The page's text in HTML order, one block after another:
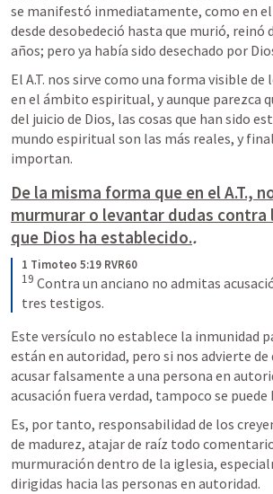
se manifestó inmediatamente, como en el
desde desobedeció hasta que murió, reinó
años; pero ya había sido desechado por
El A.T. nos sirve como una forma visible de
en el ámbito espiritual, y aunque parezca
del juicio de Dios, las cosas que han sido
mundo espiritual son las más reales, y
importan.
De la misma forma que en el A.T.,
murmurar o levantar dudas
que Dios ha establecido..
1 Timoteo 5:19 RVR60
19 Contra un anciano no admitas
tres testigos.
Este versículo no establece la inmunidad
están en autoridad, pero si nos advierte de
acusar falsamente a una persona en
acusación fuera verdad, tampoco se puede
Es, por tanto, responsabilidad de los
de madurez, atajar de raíz todo
murmuración dentro de la iglesia,
dirigidas hacia las personas en autoridad.